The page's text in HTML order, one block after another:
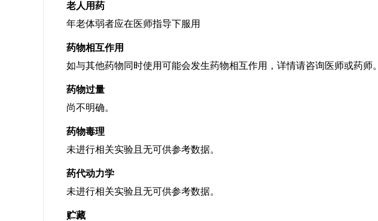
老人用药
年老体弱者应在医师指导下服用
药物相互作用
如与其他药物同时使用可能会发生药物相互作用，详情请咨询医师或药师。
药物过量
尚不明确。
药物毒理
未进行相关实验且无可供参考数据。
药代动力学
未进行相关实验且无可供参考数据。
贮藏